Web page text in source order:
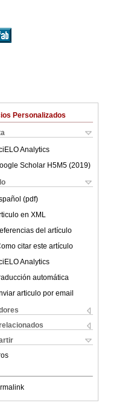
Personalizados
Analytics
Scholar H5M5 (2019)
(pdf)
en XML
del artículo
citar este artículo
Analytics
automática
articulo por email